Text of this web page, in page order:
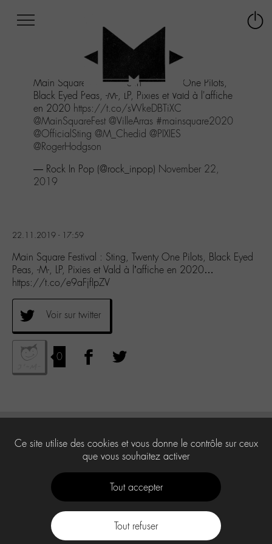
au
menu
Aller
au
contenu
Aller
recherche
Main Square Festival : Sting, Twenty One Pilots,
Black Eyed Peas, -M-, LP, Pixies et Vald à l'affiche
en 2020 https://t.co/sWkeDBTiXC
@MainSquareFest @VilleArras #mainsquare2020
@OfficialSting @M_Chedid @PIXIES
@RogerHodgson
— Rock In Pop (@rock_inpop) November 22,
2019
22.11.2019 - 17:59
Main Square Festival : Sting, Twenty One Pilots, Black Eyed
Peas, -M-, LP, Pixies et Vald à l’affiche en 2020…
https://t.co/e9aFjfIpZV
Voir sur twitter
0
Ce site utilise des cookies et vous donne le contrôle sur ceux
que vous souhaitez activer
Tout accepter
Tout refuser